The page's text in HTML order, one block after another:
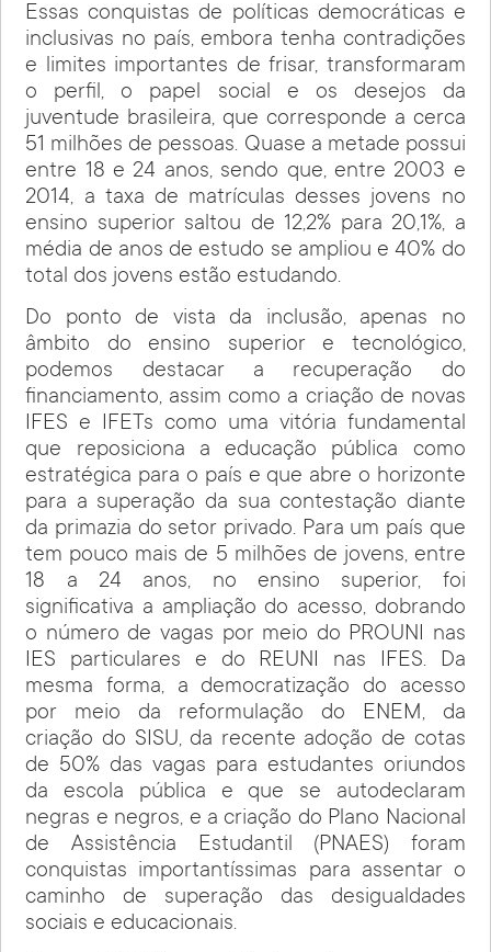
Essas conquistas de políticas democráticas e
inclusivas no país, embora tenha contradições
e limites importantes de frisar, transformaram
o perfil, o papel social e os desejos da
juventude brasileira, que corresponde a cerca
51 milhões de pessoas. Quase a metade possui
entre 18 e 24 anos, sendo que, entre 2003 e
2014, a taxa de matrículas desses jovens no
ensino superior saltou de 12,2% para 20,1%, a
média de anos de estudo se ampliou e 40% do
total dos jovens estão estudando.
Do ponto de vista da inclusão, apenas no
âmbito do ensino superior e tecnológico,
podemos destacar a recuperação do
financiamento, assim como a criação de novas
IFES e IFETs como uma vitória fundamental
que reposiciona a educação pública como
estratégica para o país e que abre o horizonte
para a superação da sua contestação diante
da primazia do setor privado. Para um país que
tem pouco mais de 5 milhões de jovens, entre
18 a 24 anos, no ensino superior, foi
significativa a ampliação do acesso, dobrando
o número de vagas por meio do PROUNI nas
IES particulares e do REUNI nas IFES. Da
mesma forma, a democratização do acesso
por meio da reformulação do ENEM, da
criação do SISU, da recente adoção de cotas
de 50% das vagas para estudantes oriundos
da escola pública e que se autodeclaram
negras e negros, e a criação do Plano Nacional
de Assistência Estudantil (PNAES) foram
conquistas importantíssimas para assentar o
caminho de superação das desigualdades
sociais e educacionais.